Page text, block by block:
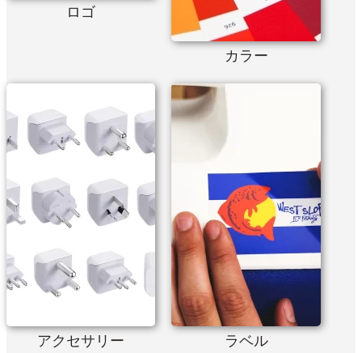
ロゴ
カラー
アクセサリー ラベル